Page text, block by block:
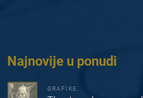
Najnovije u ponudi
GRAFIKE